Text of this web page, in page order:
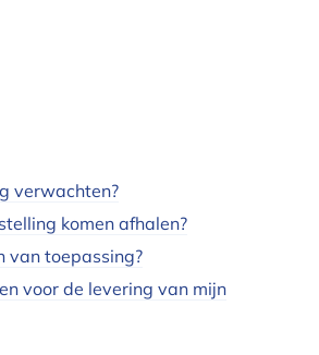
verwachten?
komen afhalen?
van toepassing?
voor de levering van mijn